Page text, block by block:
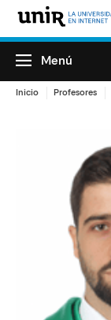
Menú
Inicio Profesores